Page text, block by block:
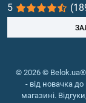
Риб'ячий жир,
5
© 2026 © Belok.ua®
- від новачка до
магазині.